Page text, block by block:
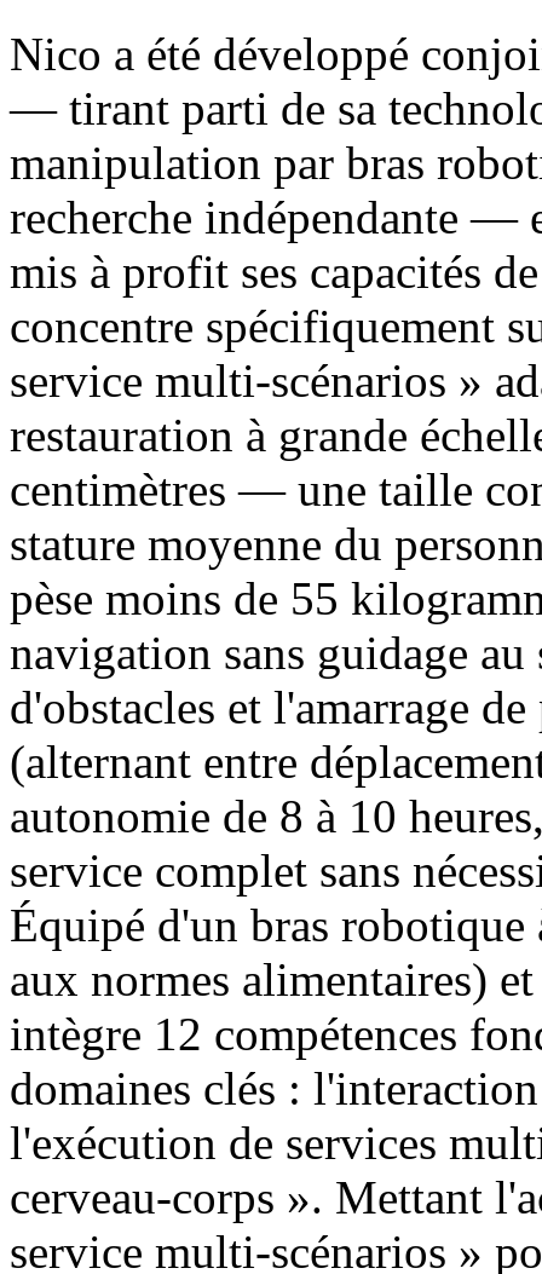
Nico a été développé
— tirant parti de sa
manipulation par bras
recherche indépendante —
mis à profit ses capacités
concentre spécifiquement
service multi-scénarios »
restauration à grande
centimètres — une taille
stature moyenne du
pèse moins de 55
navigation sans guidage
d'obstacles et l'amarrage
(alternant entre
autonomie de 8 à 10
service complet sans
Équipé d'un bras
aux normes alimentaires)
intègre 12 compétences
domaines clés :
l'exécution de services
cerveau-corps ». Mettant
service multi-scénarios »